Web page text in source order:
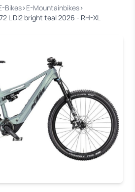
Bikes›E-Mountainbikes›
L Di2 bright teal 2026 - RH-XL